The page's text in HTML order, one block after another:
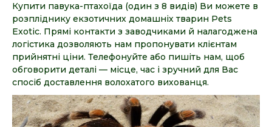
Купити павука-птахоїда (один з 8 видів) Ви можете в
розпліднику екзотичних домашніх тварин Pets
Exotic. Прямі контакти з заводчиками й налагоджена
логістика дозволяють нам пропонувати клієнтам
прийнятні ціни. Телефонуйте або пишіть нам, щоб
обговорити деталі — місце, час і зручний для Вас
спосіб доставлення волохатого вихованця.